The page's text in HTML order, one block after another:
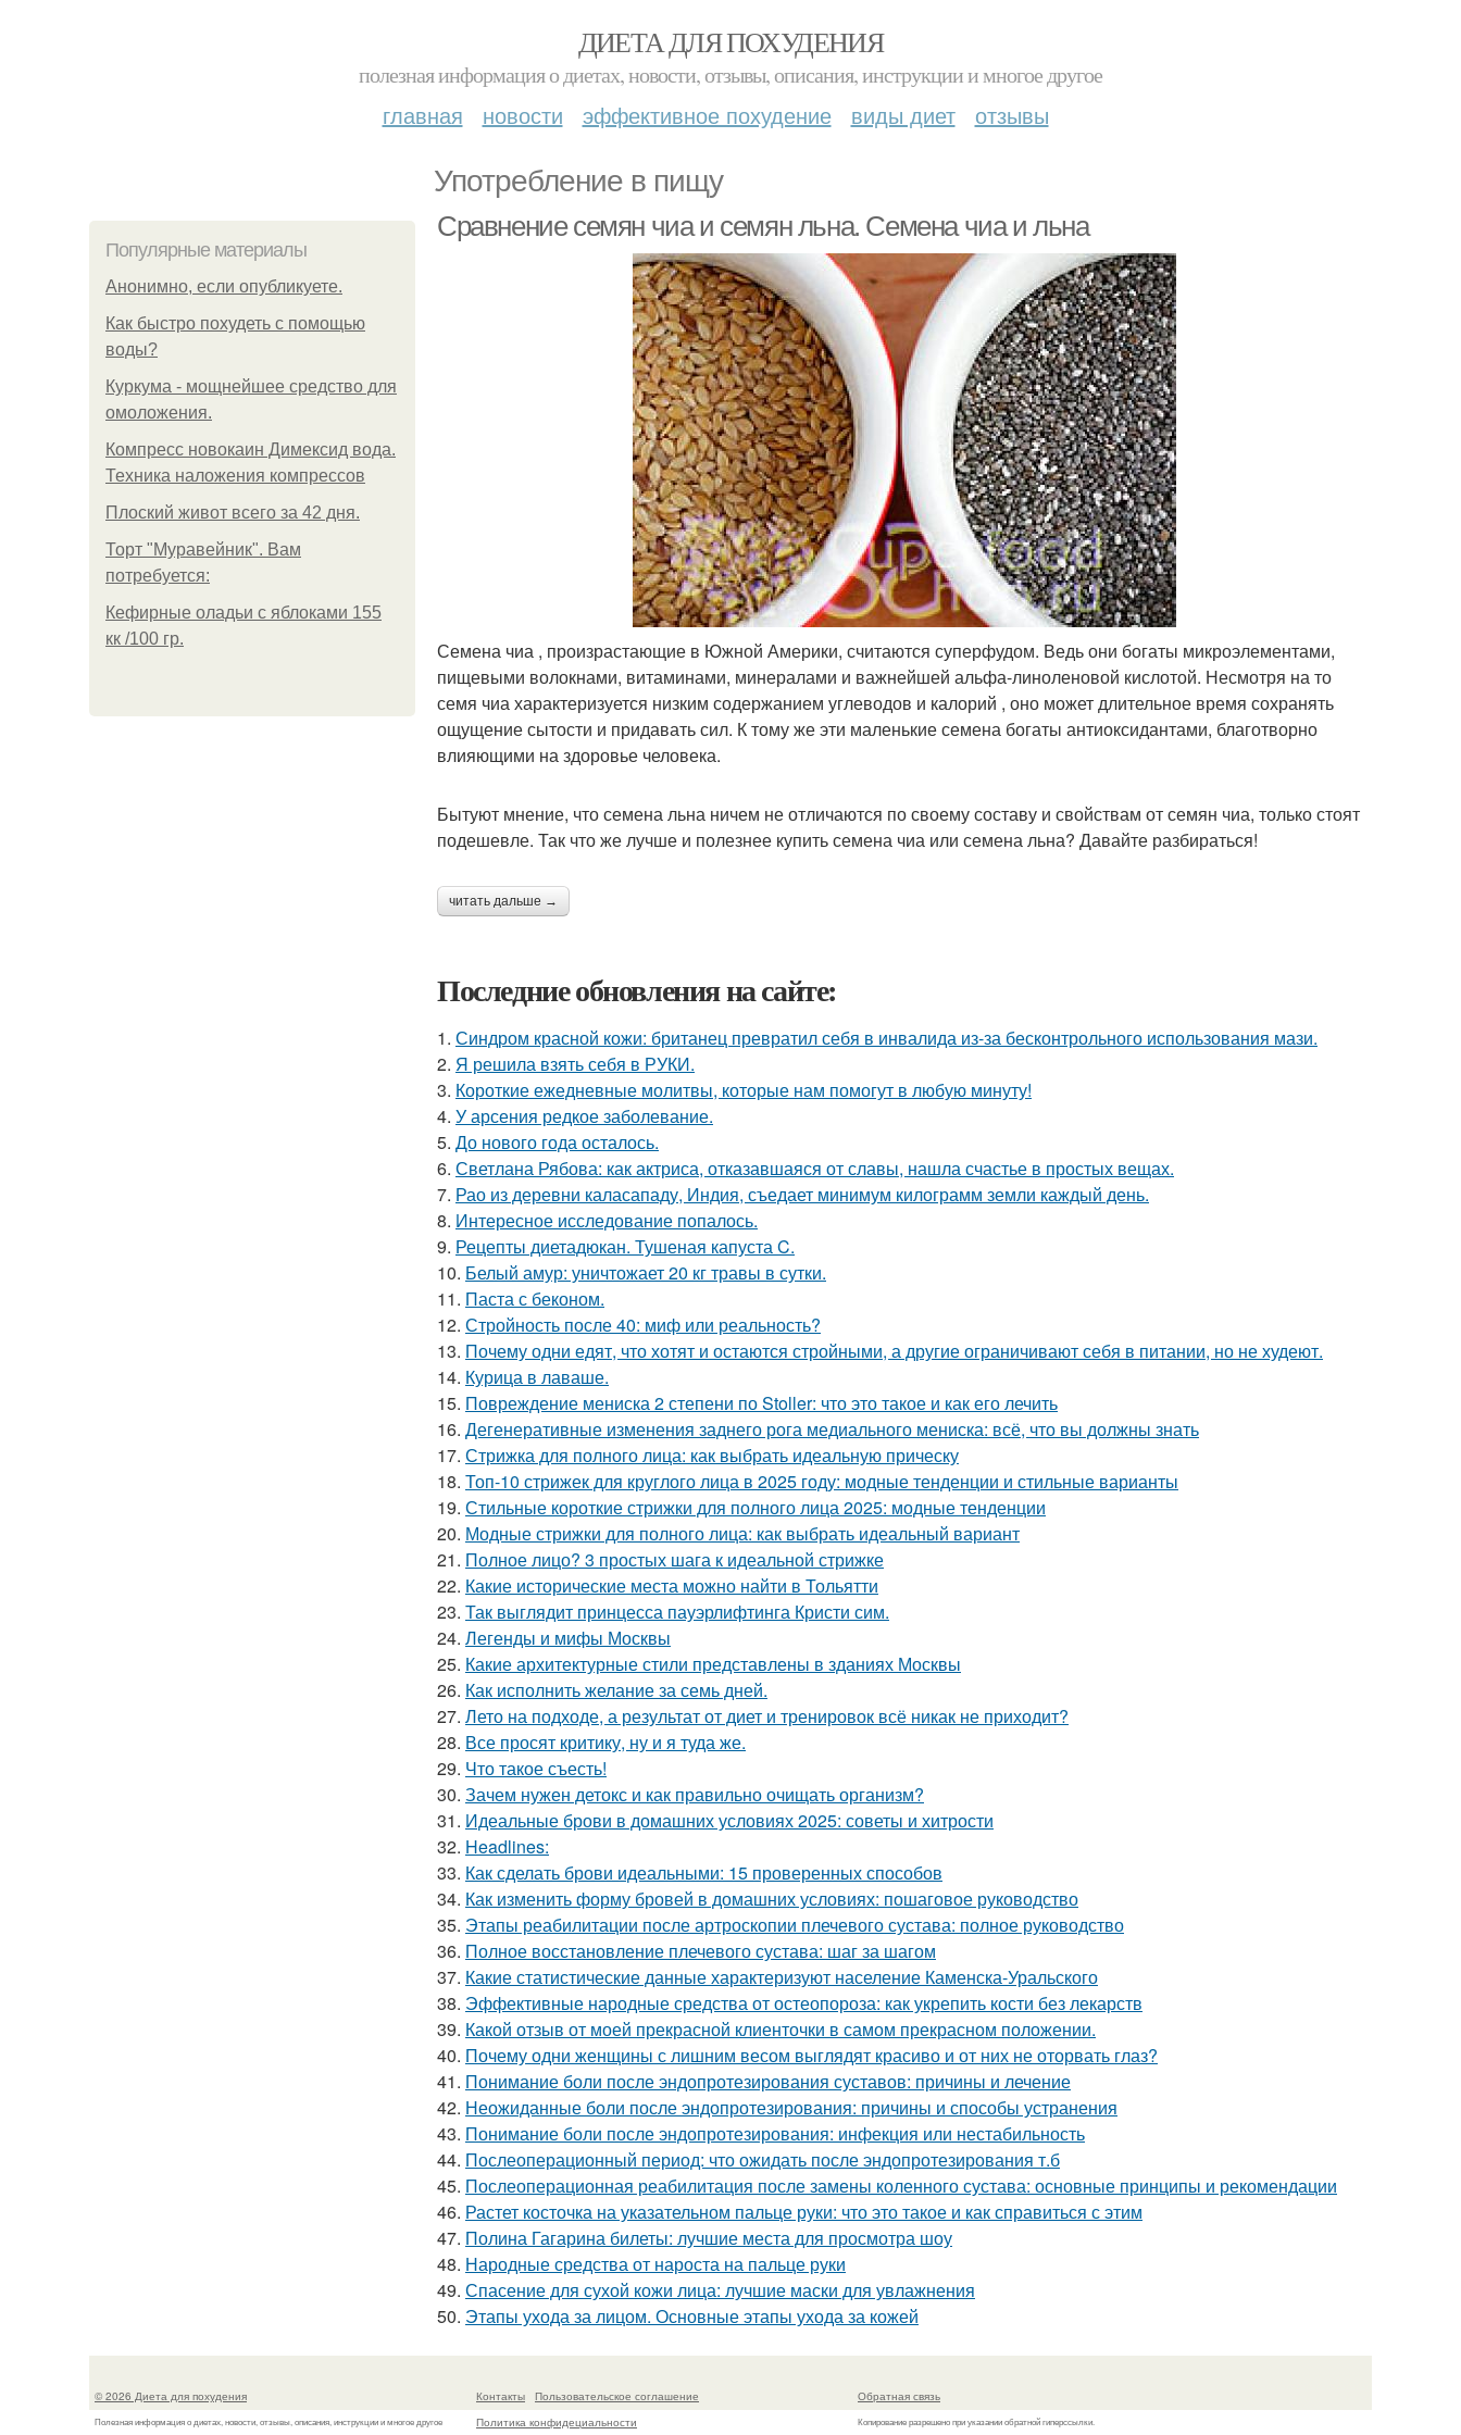
ДИЕТА ДЛЯ ПОХУДЕНИЯ
полезная информация о диетах, новости, отзывы, описания, инструкции и многое другое
главная новости эффективное похудение виды диет отзывы
Употребление в пищу
Популярные материалы
Анонимно, если опубликуете.
Как быстро похудеть с помощью
воды?
Куркума - мощнейшее средство для
омоложения.
Компресс новокаин Димексид вода.
Техника наложения компрессов
Плоский живот всего за 42 дня.
Торт "Муравейник". Вам
потребуется:
Кефирные оладьи с яблоками 155
кк /100 гр.
Сравнение семян чиа и семян льна. Семена чиа и льна
Семена чиа , произрастающие в Южной Америки, считаются суперфудом. Ведь они богаты микроэлементами,
пищевыми волокнами, витаминами, минералами и важнейшей альфа-линоленовой кислотой. Несмотря на то
семя чиа характеризуется низким содержанием углеводов и калорий , оно может длительное время сохранять
ощущение сытости и придавать сил. К тому же эти маленькие семена богаты антиоксидантами, благотворно
влияющими на здоровье человека.
Бытуют мнение, что семена льна ничем не отличаются по своему составу и свойствам от семян чиа, только стоят
подешевле. Так что же лучше и полезнее купить семена чиа или семена льна? Давайте разбираться!
читать дальше →
Последние обновления на сайте:
1. Синдром красной кожи: британец превратил себя в инвалида из-за бесконтрольного использования мази.
2. Я решила взять себя в РУКИ.
3. Короткие ежедневные молитвы, которые нам помогут в любую минуту!
4. У арсения редкое заболевание.
5. До нового года осталось.
6. Светлана Рябова: как актриса, отказавшаяся от славы, нашла счастье в простых вещах.
7. Рао из деревни каласападу, Индия, съедает минимум килограмм земли каждый день.
8. Интересное исследование попалось.
9. Рецепты диетадюкан. Тушеная капуста C.
10. Белый амур: уничтожает 20 кг травы в сутки.
11. Паста с беконом.
12. Стройность после 40: миф или реальность?
13. Почему одни едят, что хотят и остаются стройными, а другие ограничивают себя в питании, но не худеют.
14. Курица в лаваше.
15. Повреждение мениска 2 степени по Stoller: что это такое и как его лечить
16. Дегенеративные изменения заднего рога медиального мениска: всё, что вы должны знать
17. Стрижка для полного лица: как выбрать идеальную прическу
18. Топ-10 стрижек для круглого лица в 2025 году: модные тенденции и стильные варианты
19. Стильные короткие стрижки для полного лица 2025: модные тенденции
20. Модные стрижки для полного лица: как выбрать идеальный вариант
21. Полное лицо? 3 простых шага к идеальной стрижке
22. Какие исторические места можно найти в Тольятти
23. Так выглядит принцесса пауэрлифтинга Кристи сим.
24. Легенды и мифы Москвы
25. Какие архитектурные стили представлены в зданиях Москвы
26. Как исполнить желание за семь дней.
27. Лето на подходе, а результат от диет и тренировок всё никак не приходит?
28. Все просят критику, ну и я туда же.
29. Что такое съесть!
30. Зачем нужен детокс и как правильно очищать организм?
31. Идеальные брови в домашних условиях 2025: советы и хитрости
32. Headlines:
33. Как сделать брови идеальными: 15 проверенных способов
34. Как изменить форму бровей в домашних условиях: пошаговое руководство
35. Этапы реабилитации после артроскопии плечевого сустава: полное руководство
36. Полное восстановление плечевого сустава: шаг за шагом
37. Какие статистические данные характеризуют население Каменска-Уральского
38. Эффективные народные средства от остеопороза: как укрепить кости без лекарств
39. Какой отзыв от моей прекрасной клиенточки в самом прекрасном положении.
40. Почему одни женщины с лишним весом выглядят красиво и от них не оторвать глаз?
41. Понимание боли после эндопротезирования суставов: причины и лечение
42. Неожиданные боли после эндопротезирования: причины и способы устранения
43. Понимание боли после эндопротезирования: инфекция или нестабильность
44. Послеоперационный период: что ожидать после эндопротезирования т.б
45. Послеоперационная реабилитация после замены коленного сустава: основные принципы и рекомендации
46. Растет косточка на указательном пальце руки: что это такое и как справиться с этим
47. Полина Гагарина билеты: лучшие места для просмотра шоу
48. Народные средства от нароста на пальце руки
49. Спасение для сухой кожи лица: лучшие маски для увлажнения
50. Этапы ухода за лицом. Основные этапы ухода за кожей
© 2026 Диета для похудения
Полезная информация о диетах, новости, отзывы, описания, инструкции и многое другое
Контакты
Пользовательское соглашение
Политика конфидециальности
Обратная связь
Копирование разрешено при указании обратной гиперссылки.